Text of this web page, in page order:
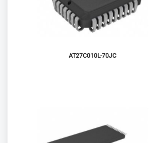
AT27C010L-70JC